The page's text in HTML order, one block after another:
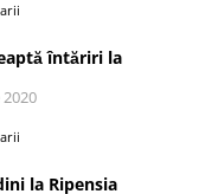
întăriri la
la Ripensia